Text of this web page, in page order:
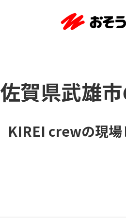
佐賀県武雄
KIREI crewの現